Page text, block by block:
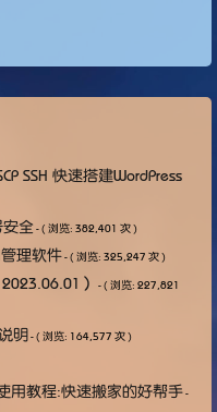
SSH 快速搭建WordPress
安全 - ( 浏览: 382,401 次 )
理软件 - ( 浏览: 325,247 次 )
） - ( 浏览: 227,821
明 - ( 浏览: 164,577 次 )
用教程:快速搬家的好帮手 -